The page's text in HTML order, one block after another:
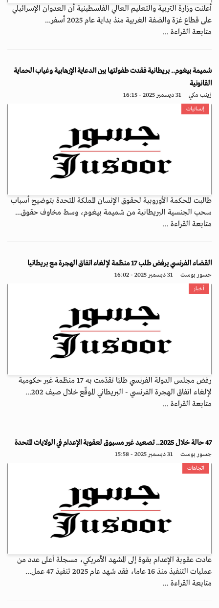
أعلنت وزارة التربية والتعليم العالي الفلسطينية أن العدوان الإسرائيلي
على قطاع غزة والضفة الغربية منذ بداية عام 2025 أسفر...
متابعة القراءة ...
شميمة بيغوم.. بريطانية فقدت طفولتها بين الدعاية الإرهابية وغياب الحماية
القانونية
زينب مكي 31 ديسمبر 2025 - 16:15
إنسانيات
طالبت المحكمة الأوروبية لحقوق الإنسان المملكة المتحدة بتوضيح أسباب
سحب الجنسية البريطانية من شميمة بيغوم، وسط مخاوف حقوق...
متابعة القراءة ...
القضاء الفرنسي يرفض طلب 17 منظمة لإلغاء اتفاق الهجرة مع بريطانيا
جسور بوست 31 ديسمبر 2025 - 16:02
أخبار
رفض مجلس الدولة الفرنسي طلبًا تقدّمت به 17 منظمة غير حكومية
لإلغاء اتفاق الهجرة الفرنسي - البريطاني الموقّع خلال صيف 202...
متابعة القراءة ...
47 حالة خلال 2025.. تصعيد غير مسبوق لعقوبة الإعدام في الولايات المتحدة
جسور بوست 31 ديسمبر 2025 - 15:58
اتجاهات
عادت عقوبة الإعدام بقوة إلى المشهد الأمريكي، مسجلة أعلى عدد من
عمليات التنفيذ منذ 16 عاما، فقد شهد عام 2025 تنفيذ 47 عمل...
متابعة القراءة ...